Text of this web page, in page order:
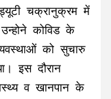
चक्रानुक्रम में
कोविड के
को सुचारु
इस दौरान
व खानपान के